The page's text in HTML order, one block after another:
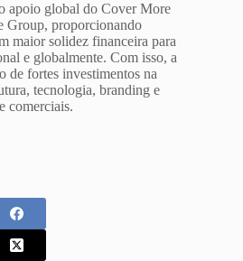
apoio global do Cover More
Group, proporcionando
maior solidez financeira para
e globalmente. Com isso, a
de fortes investimentos na
tecnologia, branding e
comerciais.